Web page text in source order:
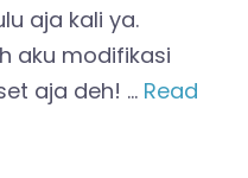
aja kali ya.
aku modifikasi
aja deh! … Read